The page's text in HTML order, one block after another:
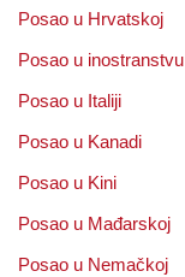
Posao u Hrvatskoj
Posao u inostranstvu
Posao u Italiji
Posao u Kanadi
Posao u Kini
Posao u Mađarskoj
Posao u Nemačkoj